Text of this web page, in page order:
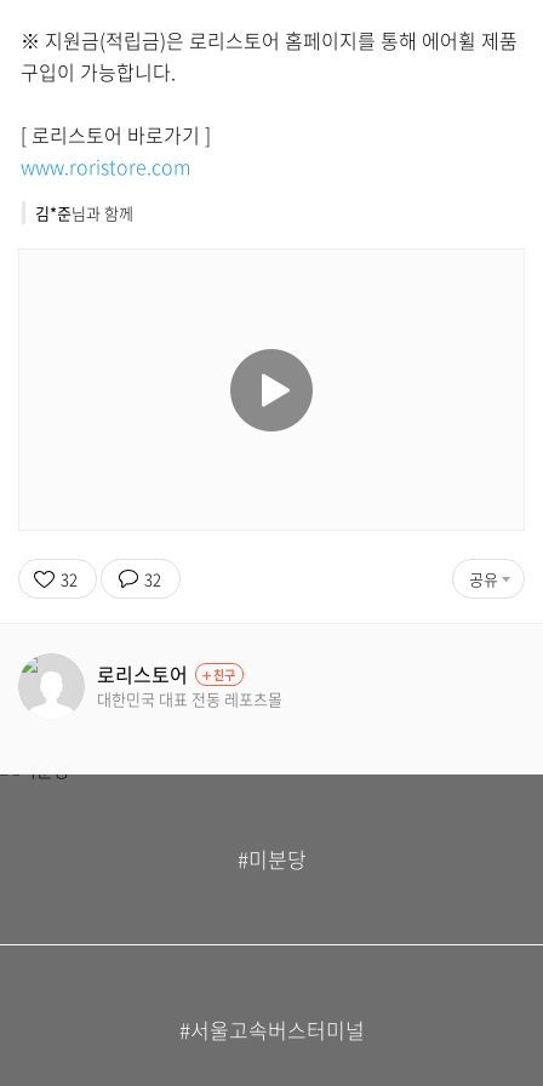
※ 지원금(적립금)은 로리스토어 홈페이지를 통해 에어휠 제품
구입이 가능합니다.
[ 로리스토어 바로가기 ]
www.roristore.com
김*준님과 함께
32 32 공유
친구
로리스토어
대한민국 대표 전동 레포츠몰
#미분당
#서울고속버스터미널